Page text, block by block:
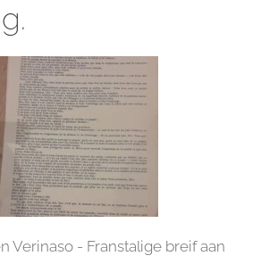
Verinaso - Franstalige breif aan